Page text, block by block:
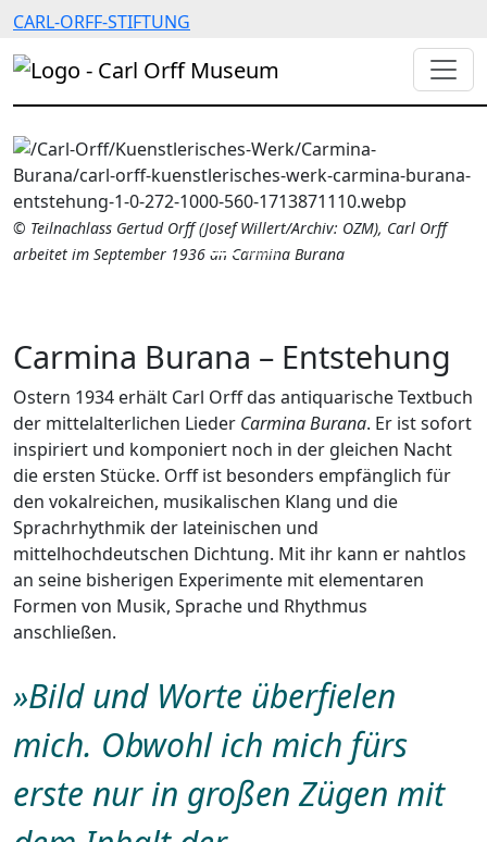
CARL-ORFF-STIFTUNG
© Teilnachlass Gertud Orff (Josef Willert/Archiv: OZM), Carl Orff
arbeitet im September 1936 an Carmina Burana
Carmina Burana – Entstehung
Ostern 1934 erhält Carl Orff das antiquarische Textbuch
der mittelalterlichen Lieder Carmina Burana. Er ist sofort
inspiriert und komponiert noch in der gleichen Nacht
die ersten Stücke. Orff ist besonders empfänglich für
den vokalreichen, musikalischen Klang und die
Sprachrhythmik der lateinischen und
mittelhochdeutschen Dichtung. Mit ihr kann er nahtlos
an seine bisherigen Experimente mit elementaren
Formen von Musik, Sprache und Rhythmus
anschließen.
»Bild und Worte überfielen
mich. Obwohl ich mich fürs
erste nur in großen Zügen mit